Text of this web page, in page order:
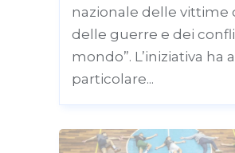
nazionale delle vittime
delle guerre e dei
mondo”. L’iniziativa ha
particolare...